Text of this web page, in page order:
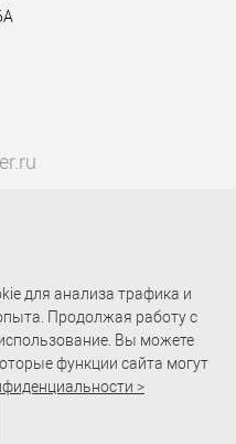
для анализа трафика и
Продолжая работу с
Вы можете
функции сайта могут
>